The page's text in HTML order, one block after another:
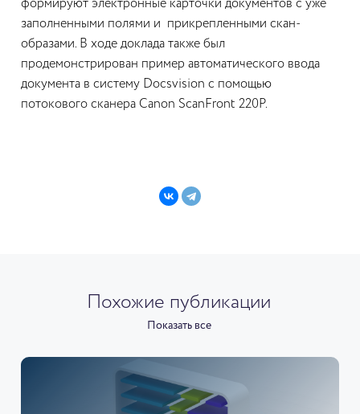
формируют электронные карточки документов с уже
заполненными полями и прикрепленными скан-
образами. В ходе доклада также был
продемонстрирован пример автоматического ввода
документа в систему Docsvision с помощью
потокового сканера Canon ScanFront 220P.
Похожие публикации
Показать все